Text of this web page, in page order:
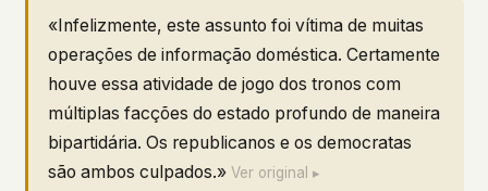
«Infelizmente, este assunto foi vítima de muitas
operações de informação doméstica. Certamente
houve essa atividade de jogo dos tronos com
múltiplas facções do estado profundo de maneira
bipartidária. Os republicanos e os democratas
são ambos culpados.»Ver original ▸